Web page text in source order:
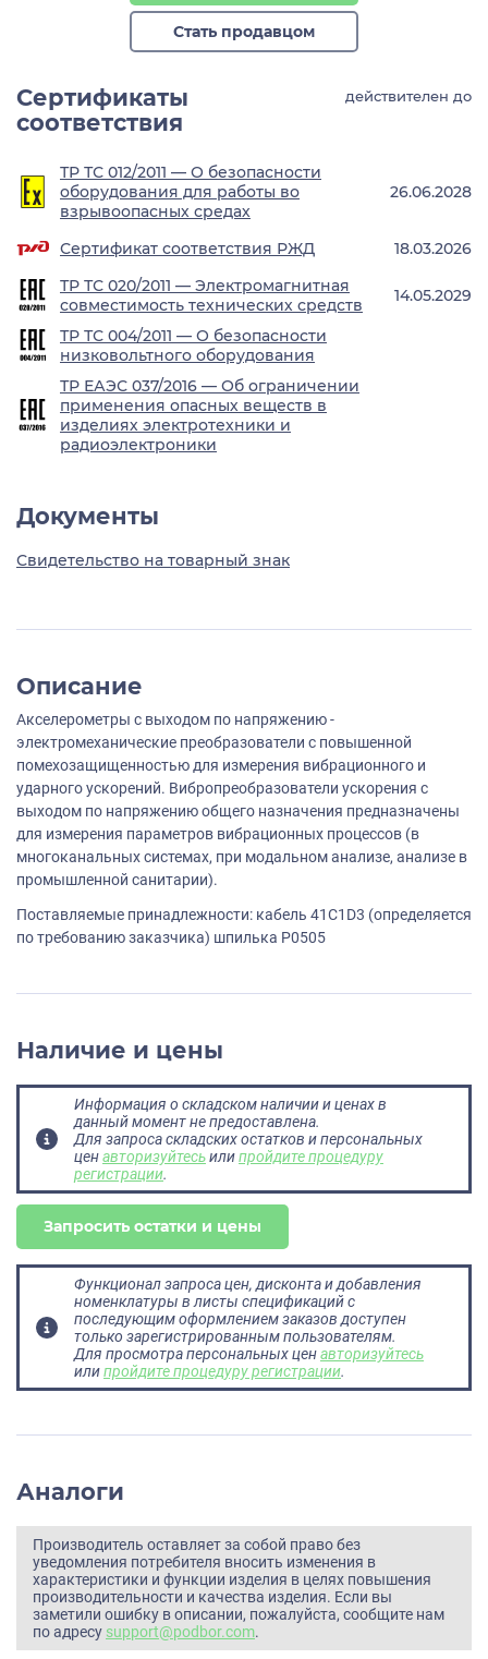
Стать продавцом
Сертификаты
соответствия
действителен до
ТР ТС 012/2011 — О безопасности
оборудования для работы во
взрывоопасных средах
26.06.2028
Сертификат соответствия РЖД
18.03.2026
ТР ТС 020/2011 — Электромагнитная
совместимость технических средств
14.05.2029
ТР ТС 004/2011 — О безопасности
низковольтного оборудования
ТР ЕАЭС 037/2016 — Об ограничении
применения опасных веществ в
изделиях электротехники и
радиоэлектроники
Документы
Свидетельство на товарный знак
Описание
Акселерометры с выходом по напряжению -
электромеханические преобразователи с повышенной
помехозащищенностью для измерения вибрационного и
ударного ускорений. Вибропреобразователи ускорения с
выходом по напряжению общего назначения предназначены
для измерения параметров вибрационных процессов (в
многоканальных системах, при модальном анализе, анализе в
промышленной санитарии).
Поставляемые принадлежности: кабель 41C1D3 (определяется
по требованию заказчика) шпилька P0505
Наличие и цены
Информация о складском наличии и ценах в
данный момент не предоставлена.
Для запроса складских остатков и персональных
ценавторизуйтесьилипройдите процедуру
регистрации.
Запросить остатки и цены
Функционал запроса цен, дисконта и добавления
номенклатуры в листы спецификаций с
последующим оформлением заказов доступен
только зарегистрированным пользователям.
Для просмотра персональных ценавторизуйтесь
илипройдите процедуру регистрации.
Аналоги
Производитель оставляет за собой право без
уведомления потребителя вносить изменения в
характеристики и функции изделия в целях повышения
производительности и качества изделия. Если вы
заметили ошибку в описании, пожалуйста, сообщите нам
по адресу support@podbor.com.